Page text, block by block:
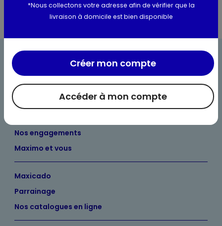
Nos engagements
Maximo et vous
Maxicado
Parrainage
Nos catalogues en ligne
*Nous collectons votre adresse afin de vérifier que la
livraison à domicile est bien disponible
Accéder à mon compte
Créer mon compte